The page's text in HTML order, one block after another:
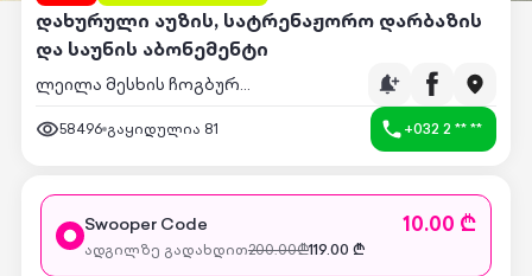
დახურული აუზის, სატრენაჟორო დარბაზის
და საუნის აბონემენტი
ლეილა მესხის ჩოგბურთის აკადემია
58496 გაყიდულია 81 +032 2 ** **
Swooper Code 10.00 ₾
ადგილზე გადახდით200.00₾119.00 ₾